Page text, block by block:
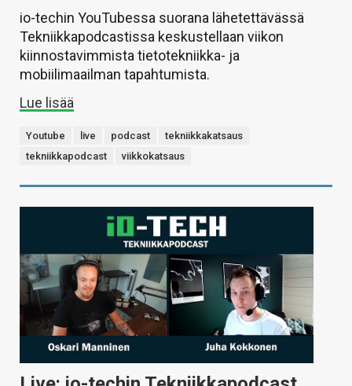
io-techin YouTubessa suorana lähetettävässä
Tekniikkapodcastissa keskustellaan viikon
kiinnostavimmista tietotekniikka- ja
mobiilimaailman tapahtumista.
Lue lisää
Youtube live podcast
tekniikkakatsaus
tekniikkapodcast
viikkokatsaus